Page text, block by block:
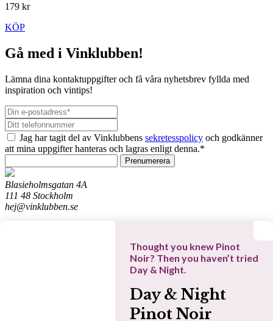
179 kr
KÖP
Gå med i Vinklubben!
Lämna dina kontaktuppgifter och få våra nyhetsbrev fyllda med
inspiration och vintips!
Jag har tagit del av Vinklubbens sekretesspolicy och godkänner
att mina uppgifter hanteras och lagras enligt denna.*
Prenumerera
Blasieholmsgatan 4A
111 48 Stockholm
hej@vinklubben.se
Thought you knew Pinot
Noir? Then you haven’t tried
Day & Night.
Day & Night
Pinot Noir